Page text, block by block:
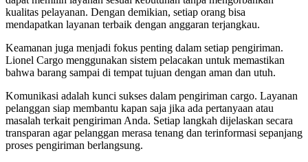
kualitas pelayanan. Dengan demikian, setiap orang bisa
mendapatkan layanan terbaik dengan anggaran terjangkau.
Keamanan juga menjadi fokus penting dalam setiap pengiriman.
Lionel Cargo menggunakan sistem pelacakan untuk memastikan
bahwa barang sampai di tempat tujuan dengan aman dan utuh.
Komunikasi adalah kunci sukses dalam pengiriman cargo. Layanan
pelanggan siap membantu kapan saja jika ada pertanyaan atau
masalah terkait pengiriman Anda. Setiap langkah dijelaskan secara
transparan agar pelanggan merasa tenang dan terinformasi sepanjang
proses pengiriman berlangsung.